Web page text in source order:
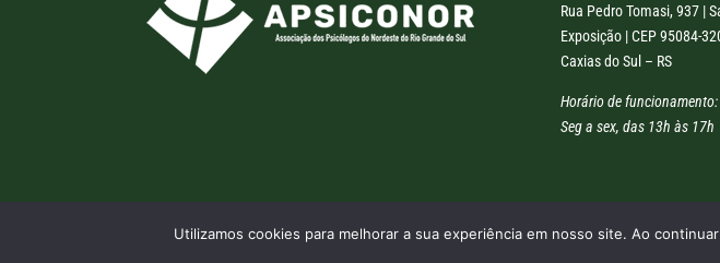
Rua Pedro Tomasi, 937 |
Exposição | CEP 95084-
Caxias do Sul – RS
Horário de funcionamento:
Seg a sex, das 13h às 17h
© 2026 APSICONOR - PorAldeia
Utilizamos cookies para melhorar a sua experiência em nosso site. Ao